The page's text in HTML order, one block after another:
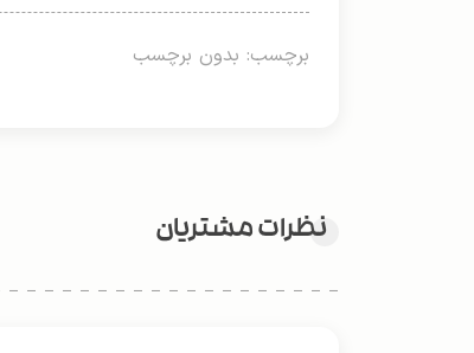
برچسب: بدون برچسب
نظرات مشتریان